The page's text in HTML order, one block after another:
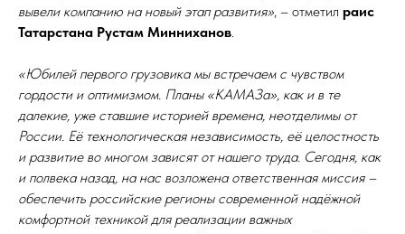
вывели компанию на новый этап развития», – отметил раис
Татарстана Рустам Минниханов.
«Юбилей первого грузовика мы встречаем с чувством
гордости и оптимизмом. Планы «КАМАЗа», как и в те
далекие, уже ставшие историей времена, неотделимы от
России. Её технологическая независимость, её целостность
и развитие во многом зависят от нашего труда. Сегодня, как
и полвека назад, на нас возложена ответственная миссия –
обеспечить российские регионы современной надёжной
комфортной техникой для реализации важных